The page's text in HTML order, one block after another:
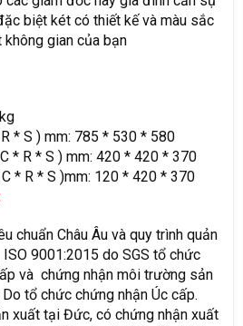
biệt két có thiết kế và màu sắc
gian của bạn
* S ) mm: 785 * 530 * 580
* R * S ) mm: 420 * 420 * 370
* R * S )mm: 120 * 420 * 370
chuẩn Châu Âu và quy trình quản
9001:2015 do SGS tổ chức
và chứng nhận môi trường sản
tổ chức chứng nhận Úc cấp.
xuất tại Đức, có chứng nhận xuất